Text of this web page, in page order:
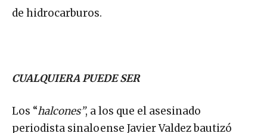
de hidrocarburos.
CUALQUIERA PUEDE SER
Los “halcones”, a los que el asesinado
periodista sinaloense Javier Valdez bautizó